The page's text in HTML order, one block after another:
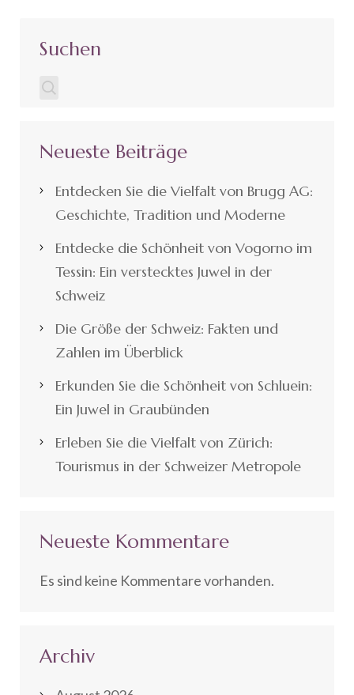
Suchen
Neueste Beiträge
Entdecken Sie die Vielfalt von Brugg AG:
Geschichte, Tradition und Moderne
Entdecke die Schönheit von Vogorno im
Tessin: Ein verstecktes Juwel in der
Schweiz
Die Größe der Schweiz: Fakten und
Zahlen im Überblick
Erkunden Sie die Schönheit von Schluein:
Ein Juwel in Graubünden
Erleben Sie die Vielfalt von Zürich:
Tourismus in der Schweizer Metropole
Neueste Kommentare
Es sind keine Kommentare vorhanden.
Archiv